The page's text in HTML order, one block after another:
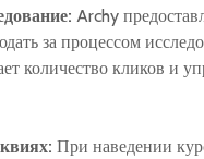
Archy
за процессом
количество кликов и
При наведении